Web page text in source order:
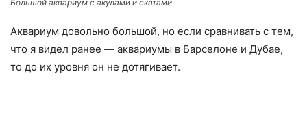
Большой аквариум с акулами и скатами
Аквариум довольно большой, но если сравнивать с тем,
что я видел ранее — аквариумы в Барселоне и Дубае,
то до их уровня он не дотягивает.